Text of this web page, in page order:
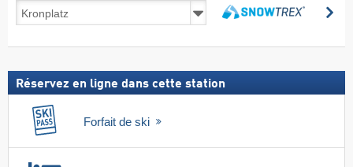
au
forfait
Réservez en ligne dans cette station
Forfait de ski